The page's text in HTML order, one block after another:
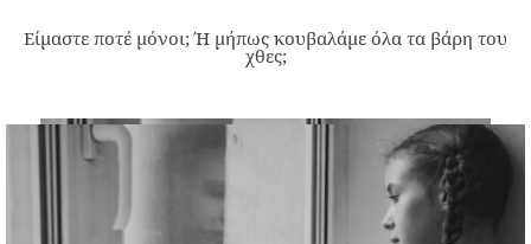
Είμαστε ποτέ μόνοι; Ή μήπως κουβαλάμε όλα τα βάρη του
χθες;